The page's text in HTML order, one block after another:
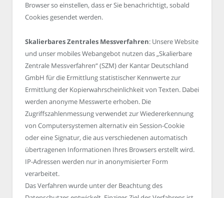
Browser so einstellen, dass er Sie benachrichtigt, sobald
Cookies gesendet werden.
Skalierbares Zentrales Messverfahren: Unsere Website
und unser mobiles Webangebot nutzen das „Skalierbare
Zentrale Messverfahren“ (SZM) der Kantar Deutschland
GmbH für die Ermittlung statistischer Kennwerte zur
Ermittlung der Kopierwahrscheinlichkeit von Texten. Dabei
werden anonyme Messwerte erhoben. Die
Zugriffszahlenmessung verwendet zur Wiedererkennung
von Computersystemen alternativ ein Session-Cookie
oder eine Signatur, die aus verschiedenen automatisch
übertragenen Informationen Ihres Browsers erstellt wird.
IP-Adressen werden nur in anonymisierter Form
verarbeitet.
Das Verfahren wurde unter der Beachtung des